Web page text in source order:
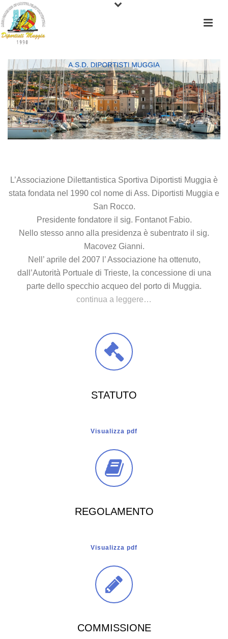
L’Associazione Dilettantistica Sportiva Diportisti Muggia è
stata fondata nel 1990 col nome di Ass. Diportisti Muggia e
San Rocco.
Presidente fondatore il sig. Fontanot Fabio.
Nello stesso anno alla presidenza è subentrato il sig.
Macovez Gianni.
Nell’ aprile del 2007 l’ Associazione ha ottenuto,
dall’Autorità Portuale di Trieste, la concessione di una
parte dello specchio acqueo del porto di Muggia.
continua a leggere…
STATUTO
Visualizza pdf
REGOLAMENTO
Visualizza pdf
COMMISSIONE